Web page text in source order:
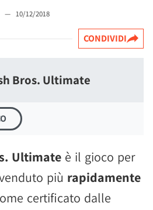
— 10/12/2018
CONDIVIDI
Bros. Ultimate
Ultimate è il gioco per
più rapidamente
certificato dalle